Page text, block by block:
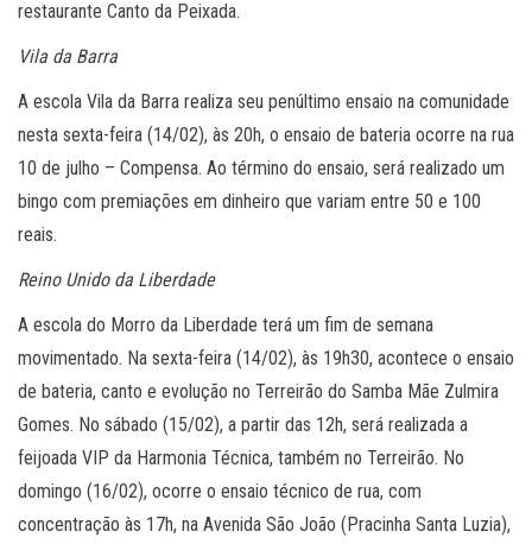
restaurante Canto da Peixada.
Vila da Barra
A escola Vila da Barra realiza seu penúltimo ensaio na comunidade
nesta sexta-feira (14/02), às 20h, o ensaio de bateria ocorre na rua
10 de julho – Compensa. Ao término do ensaio, será realizado um
bingo com premiações em dinheiro que variam entre 50 e 100
reais.
Reino Unido da Liberdade
A escola do Morro da Liberdade terá um fim de semana
movimentado. Na sexta-feira (14/02), às 19h30, acontece o ensaio
de bateria, canto e evolução no Terreirão do Samba Mãe Zulmira
Gomes. No sábado (15/02), a partir das 12h, será realizada a
feijoada VIP da Harmonia Técnica, também no Terreirão. No
domingo (16/02), ocorre o ensaio técnico de rua, com
concentração às 17h, na Avenida São João (Pracinha Santa Luzia),